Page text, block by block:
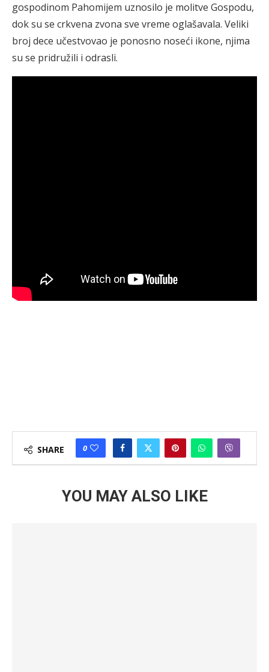
gospodinom Pahomijem uznosilo je molitve Gospodu,
dok su se crkvena zvona sve vreme oglašavala. Veliki
broj dece učestvovao je ponosno noseći ikone, njima
su se pridružili i odrasli.
SHARE 0
YOU MAY ALSO LIKE